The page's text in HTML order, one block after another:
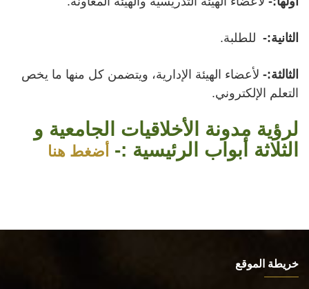
الثانية:- للطلبة.
الثالثة:- لأعضاء الهيئة الإدارية، ويتضمن كل منها ما يخص
التعلم الإلكتروني.
لرؤية مدونة الأخلاقيات الجامعية و
الثلاثة أبواب الرئيسية :-
أضغط هنا
خريطة الموقع